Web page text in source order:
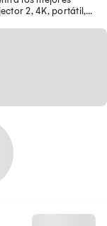
2, 4K, portátil,